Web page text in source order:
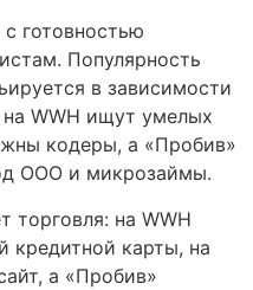
готовностью
Популярность
в зависимости
WWH ищут умелых
кодеры, а «Пробив»
ООО и микрозаймы.
торговля: на WWH
кредитной карты, на
а «Пробив»